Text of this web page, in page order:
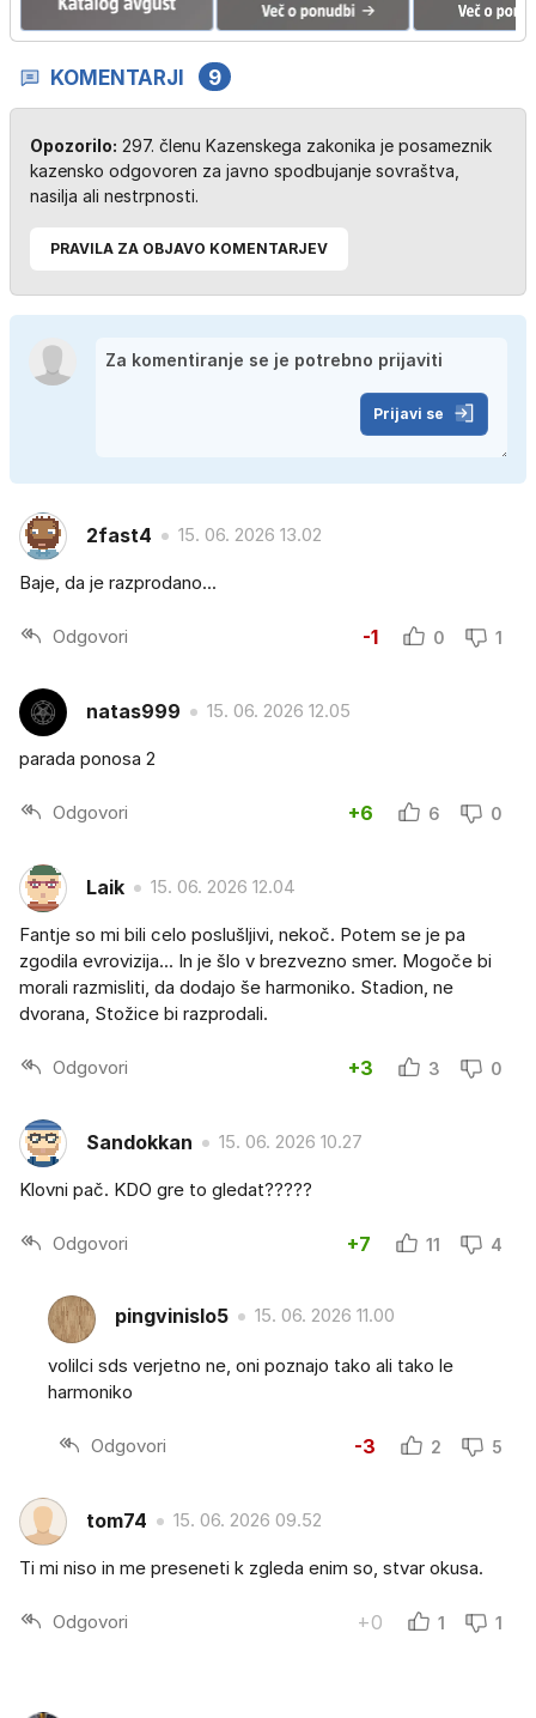
KOMENTARJI 9
Opozorilo: 297. členu Kazenskega zakonika je posameznik
kazensko odgovoren za javno spodbujanje sovraštva,
nasilja ali nestrpnosti.
PRAVILA ZA OBJAVO KOMENTARJEV
Prijavi se
2fast4 15. 06. 2026 13.02
Baje, da je razprodano...
Odgovori -1 0 1
natas999 15. 06. 2026 12.05
parada ponosa 2
Odgovori +6 6 0
Laik 15. 06. 2026 12.04
Fantje so mi bili celo poslušljivi, nekoč. Potem se je pa
zgodila evrovizija... In je šlo v brezvezno smer. Mogoče bi
morali razmisliti, da dodajo še harmoniko. Stadion, ne
dvorana, Stožice bi razprodali.
Odgovori +3 3 0
Sandokkan 15. 06. 2026 10.27
Klovni pač. KDO gre to gledat?????
Odgovori +7 11 4
pingvinislo5 15. 06. 2026 11.00
volilci sds verjetno ne, oni poznajo tako ali tako le
harmoniko
Odgovori -3 2 5
tom74 15. 06. 2026 09.52
Ti mi niso in me preseneti k zgleda enim so, stvar okusa.
Odgovori +0 1 1